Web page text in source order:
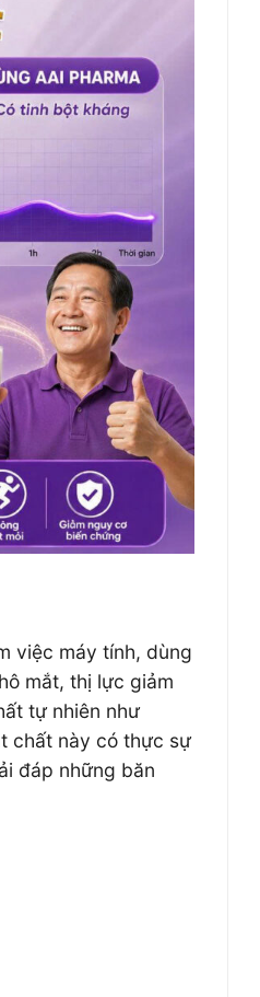
việc máy tính, dùng
mắt, thị lực giảm
tự nhiên như
chất này có thực sự
đáp những băn